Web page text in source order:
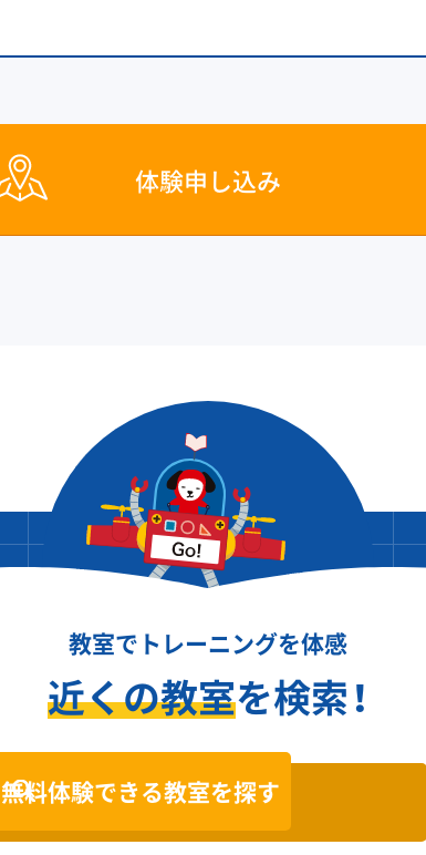
体験申し込み
教室でトレーニングを体感
近くの教室を検索！
無料体験できる教室を探す